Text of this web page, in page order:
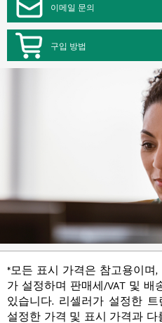
이메일 문의
구입 방법
*모든 표시 가격은 참고용이며
가 설정하며 판매세/VAT 및
있습니다. 리셀러가 설정한
설정한 가격 및 표시 가격과